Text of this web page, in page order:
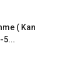
( Kan
5...